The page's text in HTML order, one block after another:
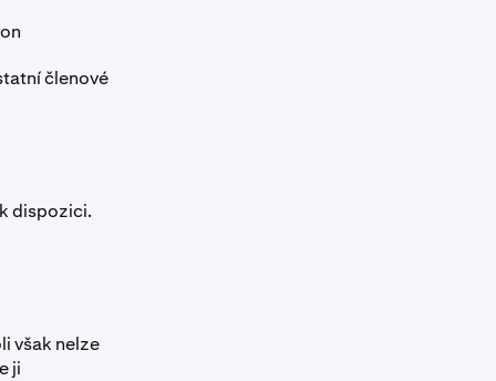
členové
dispozici.
však nelze
ji